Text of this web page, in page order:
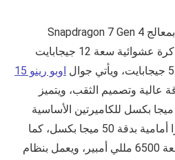
بمعالج Snapdragon 7 Gen 4
بتكنولوجيا 4 نانو، مدعوماً بذاكرة عشوائية سعة 12 جيجابايت
اوبو رينو 15
بوصة بدقة عالية وتصميم الثقب، ويتميز
بكاميرا خلفية ثلاثية بدقة 50 ميجا بكسل للكاميرتين الأساسية
والثانوية، بالإضافة إلى كاميرا أمامية بدقة 50 ميجا بكسل، كما
يحتوي على بطارية كبيرة بسعة 6500 مللي أمبير، ويعمل بنظام